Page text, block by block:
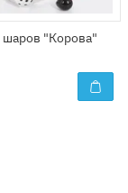
шаров "Корова"